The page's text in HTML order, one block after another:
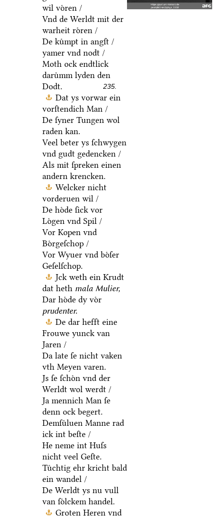
wil voͤren /
Vnd de Werldt mit der
warheit roͤren /
De kuͤmpt in angſt /
yamer vnd nodt /
Moth ock endtlick
daruͤmm lyden den
Dodt.
235.
Dat ys vorwar ein
vorſtendich Man /
De ſyner Tungen wol
raden kan.
Veel beter ys ſchwygen
vnd gudt gedencken /
Als mit ſpreken einen
andern krencken.
Welcker nicht
vorderuen wil /
De hoͤde ſick vor
Loͤgen vnd Spil /
Vor Kopen vnd
Boͤrgeſchop /
Vor Wyuer vnd boͤſer
Geſelſchop.
Jck weth ein Krudt
dat heth mala Mulier,
Dar hoͤde dy voͤr
prudenter.
De dar hefft eine
Frouwe yunck van
Jaren /
Da late ſe nicht vaken
vth Meyen varen.
Js ſe ſchoͤn vnd der
Werldt wol werdt /
Ja mennich Man ſe
denn ock begert.
Demſuͤluen Manne rad
ick int beſte /
He neme int Huſs
nicht veel Geſte.
Tuͤchtig ehr kricht bald
ein wandel /
De Werldt ys nu vull
van ſoͤlckem handel.
Groten Heren vnd